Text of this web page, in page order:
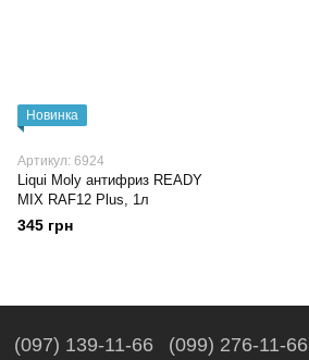
Новинка
Артикул: 6924
Liqui Moly антифриз READY
MIX RAF12 Plus, 1л
345 грн
(097) 139-11-66 (099) 276-11-66